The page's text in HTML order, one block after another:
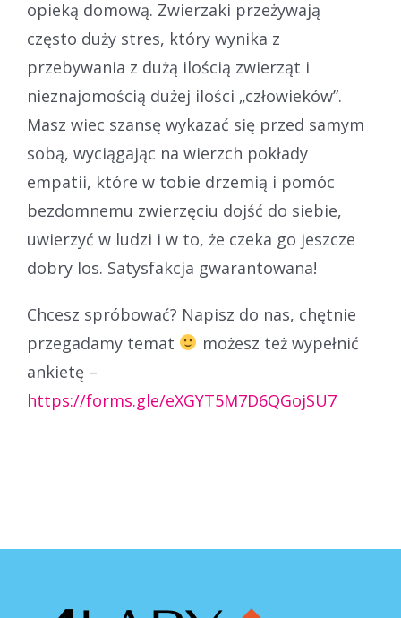
opieką domową. Zwierzaki przeżywają
często duży stres, który wynika z
przebywania z dużą ilością zwierząt i
nieznajomością dużej ilości „człowieków”.
Masz wiec szansę wykazać się przed samym
sobą, wyciągając na wierzch pokłady
empatii, które w tobie drzemią i pomóc
bezdomnemu zwierzęciu dojść do siebie,
uwierzyć w ludzi i w to, że czeka go jeszcze
dobry los. Satysfakcja gwarantowana!
Chcesz spróbować? Napisz do nas, chętnie
przegadamy temat
możesz też wypełnić
ankietę –
https://forms.gle/eXGYT5M7D6QGojSU7